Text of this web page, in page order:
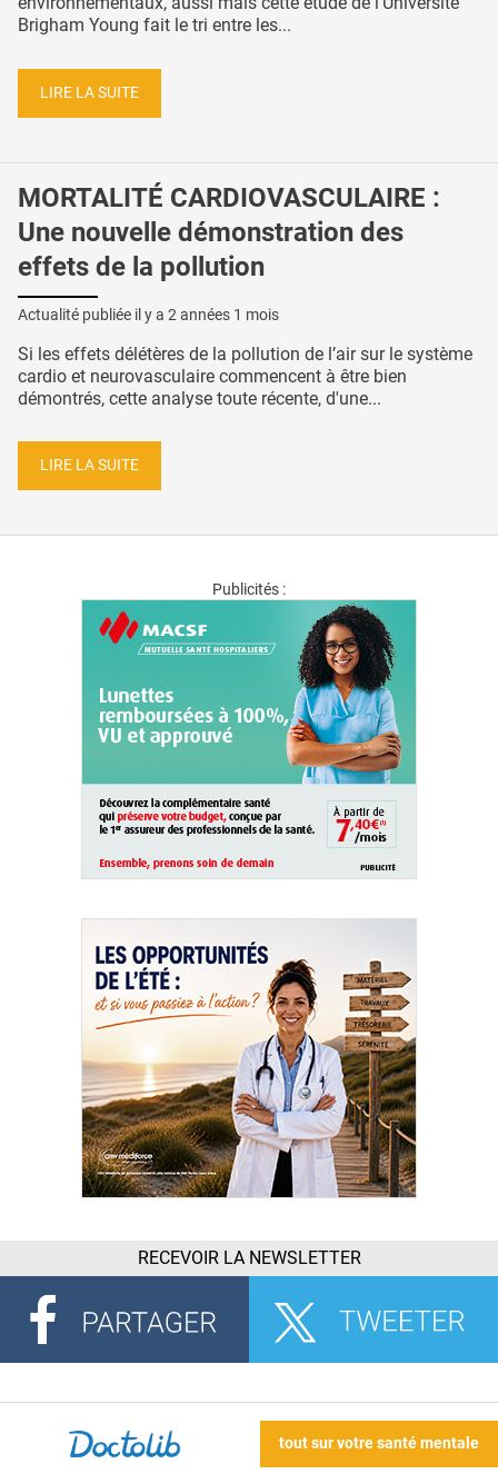
Brigham Young fait le tri entre les...
LIRE LA SUITE
MORTALITÉ CARDIOVASCULAIRE :
Une nouvelle démonstration des
effets de la pollution
Actualité publiée il y a 2 années 1 mois
Si les effets délétères de la pollution de l’air sur le système
cardio et neurovasculaire commencent à être bien
démontrés, cette analyse toute récente, d'une...
LIRE LA SUITE
Publicités :
RECEVOIR LA NEWSLETTER
tout sur votre santé mentale